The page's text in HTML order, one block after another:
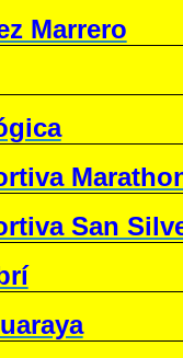
Marrero
San